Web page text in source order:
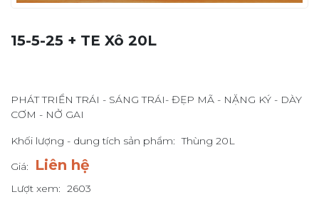
15-5-25 + TE Xô 20L
PHÁT TRIỂN TRÁI - SÁNG TRÁI- ĐẸP MÃ - NẶNG KÝ - DÀY
CƠM - NỞ GAI
Khối lượng - dung tích sản phẩm: Thùng 20L
Giá:
Liên hệ
Lượt xem: 2603